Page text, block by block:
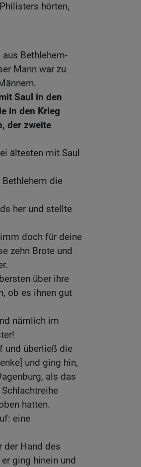
hörten,
Bethlehem-
Mann war zu
Saul in den
in den Krieg
der zweite
ältesten mit Saul
die
her und stellte
doch für deine
zehn Brote und
über ihre
ob es ihnen gut
nämlich im
und überließ die
und ging hin,
als das
Schlachtreihe
hatten.
eine
der Hand des
ging hinein und